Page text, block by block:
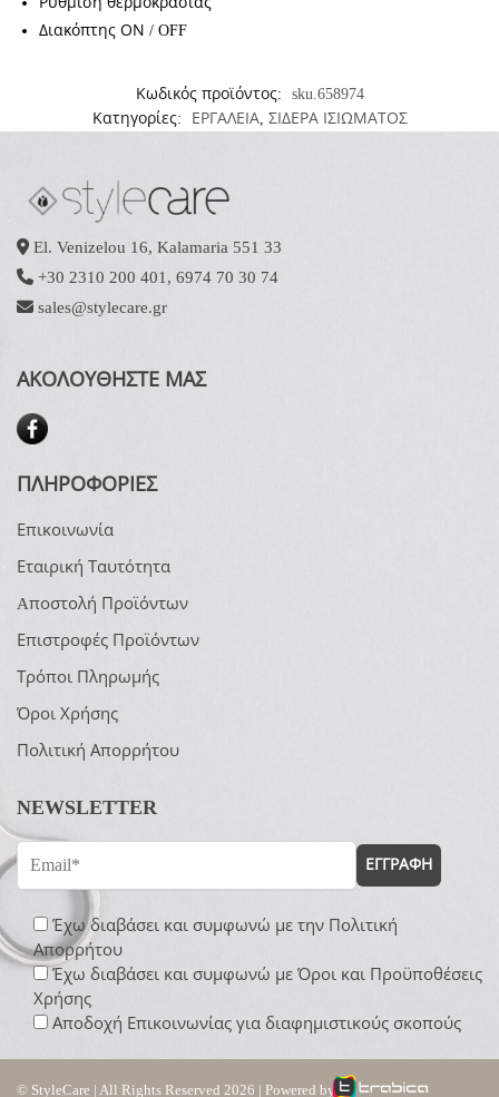
Διακόπτης ΟΝ / OFF
Κωδικός προϊόντος:
sku.658974
Κατηγορίες:
ΕΡΓΑΛΕΙΑ, ΣΙΔΕΡΑ ΙΣΙΩΜΑΤΟΣ
El. Venizelou 16, Kalamaria 551 33
+30 2310 200 401 , 6974 70 30 74
sales@stylecare.gr
ΑΚΟΛΟΥΘΗΣΤΕ ΜΑΣ
ΠΛΗΡΟΦΟΡΙΕΣ
Επικοινωνία
Εταιρική Ταυτότητα
Aποστολή Προϊόντων
Επιστροφές Προϊόντων
Τρόποι Πληρωμής
Όροι Χρήσης
Πολιτική Απορρήτου
NEWSLETTER
ΕΓΓΡΑΦΗ
Έχω διαβάσει και συμφωνώ με την Πολιτική
Απορρήτου
Έχω διαβάσει και συμφωνώ με Όροι και Προϋποθέσεις
Χρήσης
Αποδοχή Επικοινωνίας για διαφημιστικούς σκοπούς
© StyleCare | All Rights Reserved 2026 | Powered by